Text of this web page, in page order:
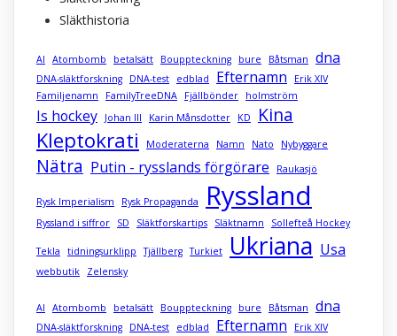
Släkthistoria
AI Atombomb betalsätt Bouppteckning bure Båtsman dna
DNA-släktforskning DNA-test edblad Efternamn
Erik XIV
Familjenamn
FamilyTreeDNA Fjällbönder holmström
Is hockey Johan III Karin Månsdotter KD Kina
Kleptokrati Moderaterna Namn Nato Nybyggare
Nätra Putin - rysslands förgörare Raukasjö
Rysk Imperialism Rysk Propaganda Ryssland
Ryssland i siffror SD Släktforskartips Släktnamn Sollefteå Hockey
Tekla tidningsurklipp Tjällberg Turkiet Ukriana Usa
webbutik Zelensky
AI Atombomb betalsätt Bouppteckning bure Båtsman dna
DNA-släktforskning DNA-test edblad Efternamn
Erik XIV